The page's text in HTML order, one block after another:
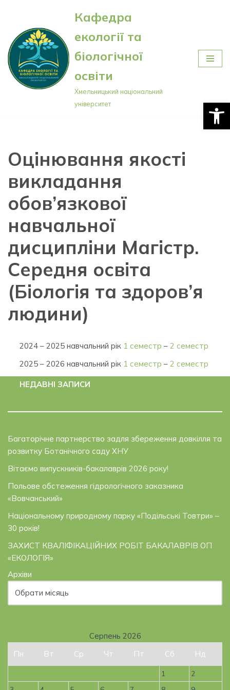
Перейти
до
вмісту
Кафедра
екології та
біологічної
освіти
Хмельницький національний
університет
Оцінювання якості
викладання
обов’язкової
навчальної
дисципліни Магістр.
Середня освіта
(Біологія та здоров’я
людини)
2024 – 2025 навчальний рік 1 семестр – 2 семестр
2025 – 2026 навчальний рік 1 семестр – 2 семестр
НЕДАВНІ ЗАПИСИ
Багаторічне партнерство задля збереження довкілля та
розвитку Ботанічного саду ХНУ
Вітаємо випускників-бакалаврів 2026 року!
Польове обстеження гідрологічного заказника
«Вовчанський»
Національному природному парку «Подільські Товтри» –
30 років!
ЗАХИСТ КВАЛІФІКАЦІЙНИХ РОБІТ БАКАЛАВРІВ ОП
«ЕКОЛОГІЯ»
Архіви
Серпень 2026
Пн
Вт Ср Чт Пт Сб Нд
1
2